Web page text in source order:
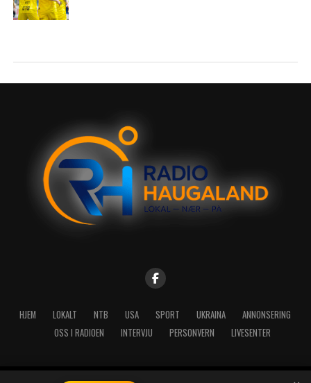
HJEM LOKALT NTB USA SPORT UKRAINA
ANNONSERING
OSS I RADIOEN
INTERVJU PERSONVERN LIVESENTER